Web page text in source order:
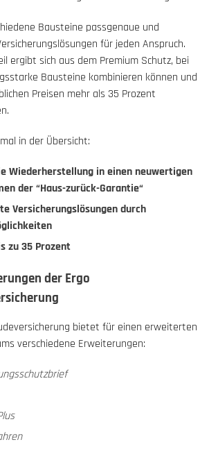
Bausteine passgenaue und
für jeden Anspruch.
ergibt sich aus dem Premium Schutz, bei
Bausteine kombinieren können und
Preisen mehr als 35 Prozent
in der Übersicht:
Wiederherstellung in einen neuwertigen
der “Haus-zurück-Garantie“
Versicherungslösungen durch
zu 35 Prozent
der Ergo
bietet für einen erweiterten
verschiedene Erweiterungen: